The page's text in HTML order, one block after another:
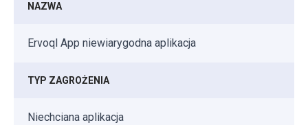
NAZWA
Ervoql App niewiarygodna aplikacja
TYP ZAGROŻENIA
Niechciana aplikacja